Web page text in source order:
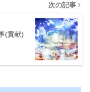
次の記事
(貢献)